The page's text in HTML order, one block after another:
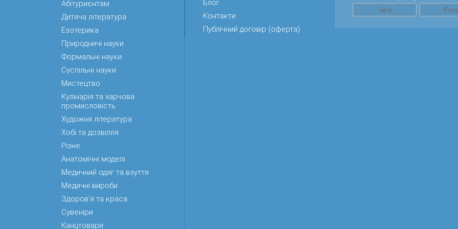
Абітуриєнтам
Дитяча література
Езотерика
Природничі науки
Формальні науки
Суспільні науки
Мистецтво
Кулінарія та харчова
промисловість
Художня література
Хобі та дозвілля
Різне
Анатомічні моделі
Медичний одяг та взуття
Медичні вироби
Здоров'я та краса
Сувеніри
Канцтовари
Блог
Контакти
Публічний договір (оферта)